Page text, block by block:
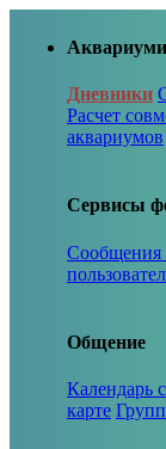
Дневники
Расчет
аквариумов
Сервисы
Сообщения
Общение
Календарь
карте